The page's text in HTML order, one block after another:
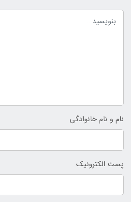
نام و نام خانوادگی
پست الکترونیک